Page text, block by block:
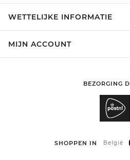
WETTELIJKE INFORMATIE
MIJN ACCOUNT
BEZORGING
SHOPPEN IN België